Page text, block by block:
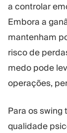
a controlar
Embora a
mantenham
risco de
medo pode
operações,
Para os
qualidade